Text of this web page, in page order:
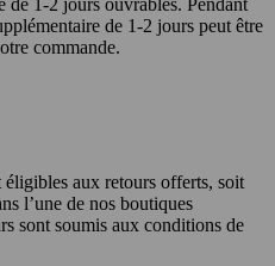
de 1-2 jours ouvrables. Pendant
de 1-2 jours peut être
commande.
éligibles aux retours offerts, soit
l’une de nos boutiques
sont soumis aux conditions de